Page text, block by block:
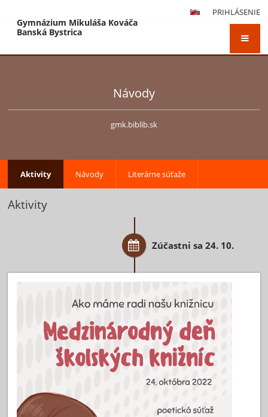
PRIHLÁSENIE
Gymnázium Mikuláša Kováča
Banská Bystrica
Návody
gmk.biblib.sk
Aktivity Návody Literárne súťaže
Aktivity
Zúčastni sa 24. 10.